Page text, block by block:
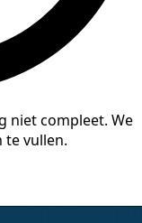
niet compleet. We
te vullen.